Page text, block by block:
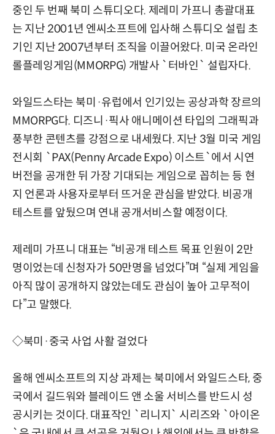
중인 두 번째 북미 스튜디오다. 제레미 가프니 총괄대표
는 지난 2001년 엔씨소프트에 입사해 스튜디오 설립 초
기인 지난 2007년부터 조직을 이끌어왔다. 미국 온라인
롤플레잉게임(MMORPG) 개발사 `터바인` 설립자다.
와일드스타는 북미·유럽에서 인기있는 공상과학 장르의
MMORPG다. 디즈니·픽사 애니메이션 타입의 그래픽과
풍부한 콘텐츠를 강점으로 내세웠다. 지난 3월 미국 게임
전시회 `PAX(Penny Arcade Expo) 이스트`에서 시연
버전을 공개한 뒤 가장 기대되는 게임으로 꼽히는 등 현
지 언론과 사용자로부터 뜨거운 관심을 받았다. 비공개
테스트를 앞뒀으며 연내 공개서비스할 예정이다.
제레미 가프니 대표는 “비공개 테스트 목표 인원이 2만
명이었는데 신청자가 50만명을 넘었다”며 “실제 게임을
아직 많이 공개하지 않았는데도 관심이 높아 고무적이
다”고 말했다.
◇북미·중국 사업 사활 걸었다
올해 엔씨소프트의 지상 과제는 북미에서 와일드스타, 중
국에서 길드워와 블레이드 앤 소울 서비스를 반드시 성
공시키는 것이다. 대표작인 `리니지` 시리즈와 `아이온